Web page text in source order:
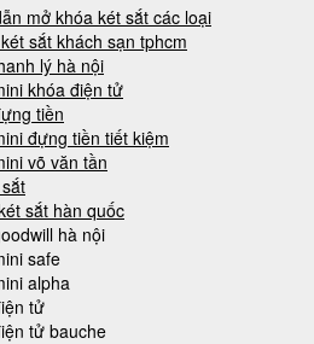
mở khóa két sắt các loại
sắt khách sạn tphcm
lý hà nội
khóa điện tử
tiền
đựng tiền tiết kiệm
võ văn tần
sắt hàn quốc
hà nội
safe
alpha
tử
tử bauche